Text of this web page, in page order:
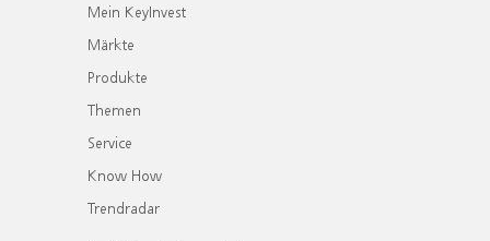
Mein KeyInvest
Märkte
Produkte
Themen
Service
Know How
Trendradar